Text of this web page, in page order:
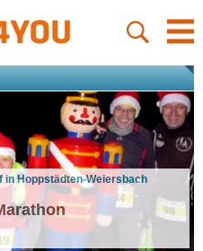
in Hoppstädten-Weiersbach